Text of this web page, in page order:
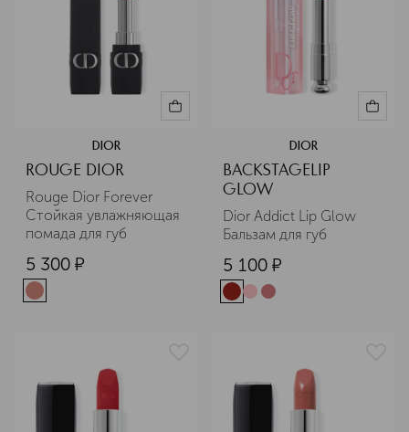
DIOR
ROUGE DIOR
Rouge Dior Forever
Стойкая увлажняющая
помада для губ
5 300 ¤
DIOR
BACKSTAGELIP
GLOW
Dior Addict Lip Glow
Бальзам для губ
5 100 ¤